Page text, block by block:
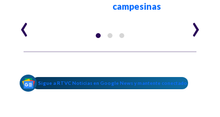
campesinas
‹ ›
Sigue a RTVC Noticias en Google News y mantente conectado